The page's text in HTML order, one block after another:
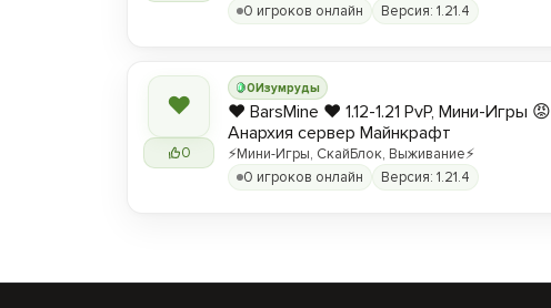
0 игроков онлайн
Версия: 1.21.4
❤
0
0Изумруды
❤️ BarsMine ❤️ 1.12-1.21 PvP, Мини-Игры 😡
Анархия сервер Майнкрафт
⚡Мини-Игры, СкайБлок, Выживание⚡
0 игроков онлайн
Версия: 1.21.4